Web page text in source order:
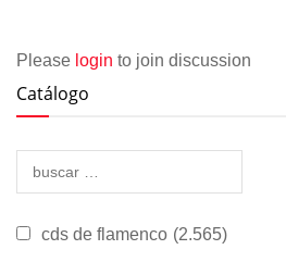
Please login to join discussion
Catálogo
cds de flamenco (2.565)